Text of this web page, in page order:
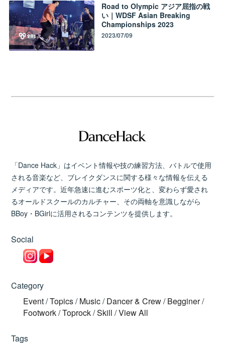
Road to Olympic アジア屈指の戦
い｜WDSF Asian Breaking
Championships 2023
2023/07/09
「Dance Hack」はイベント情報や技の練習方法、バトルで使用
される音楽など、ブレイクダンスに関する様々な情報を伝える
メディアです。近年急速に進むスポーツ化と、変わらず愛され
るオールドスクールのカルチャー、その両軸を意識しながら
BBoy・BGirlに活用されるコンテンツを提供します。
Social
Category
Event/Topics/ Music/ Dancer & Crew/ Begginer/
Footwork/Toprock/Skill /View All
Tags